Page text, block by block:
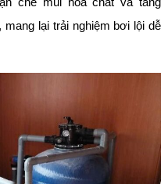
lại trải nghiệm bơi lội dễ